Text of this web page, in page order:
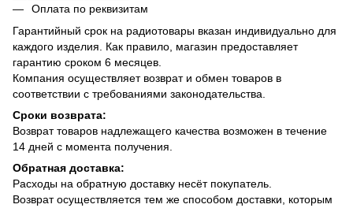
Оплата по реквизитам
Гарантийный срок на радиотовары вказан индивидуально для
каждого изделия. Как правило, магазин предоставляет
гарантию сроком 6 месяцев.
Компания осуществляет возврат и обмен товаров в
соответствии с требованиями законодательства.
Сроки возврата:
Возврат товаров надлежащего качества возможен в течение
14 дней с момента получения.
Обратная доставка:
Расходы на обратную доставку несёт покупатель.
Возврат осуществляется тем же способом доставки, которым